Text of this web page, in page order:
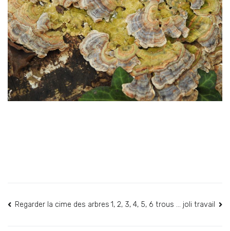
Navigation
Regarder la cime des arbres 1, 2, 3, 4, 5, 6 trous … joli travail